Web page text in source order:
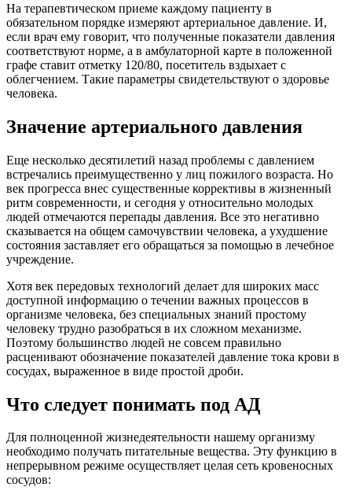
На терапевтическом приеме каждому пациенту в
обязательном порядке измеряют артериальное давление. И,
если врач ему говорит, что полученные показатели давления
соответствуют норме, а в амбулаторной карте в положенной
графе ставит отметку 120/80, посетитель вздыхает с
облегчением. Такие параметры свидетельствуют о здоровье
человека.
Значение артериального давления
Еще несколько десятилетий назад проблемы с давлением
встречались преимущественно у лиц пожилого возраста. Но
век прогресса внес существенные коррективы в жизненный
ритм современности, и сегодня у относительно молодых
людей отмечаются перепады давления. Все это негативно
сказывается на общем самочувствии человека, а ухудшение
состояния заставляет его обращаться за помощью в лечебное
учреждение.
Хотя век передовых технологий делает для широких масс
доступной информацию о течении важных процессов в
организме человека, без специальных знаний простому
человеку трудно разобраться в их сложном механизме.
Поэтому большинство людей не совсем правильно
расценивают обозначение показателей давление тока крови в
сосудах, выраженное в виде простой дроби.
Что следует понимать под АД
Для полноценной жизнедеятельности нашему организму
необходимо получать питательные вещества. Эту функцию в
непрерывном режиме осуществляет целая сеть кровеносных
сосудов: